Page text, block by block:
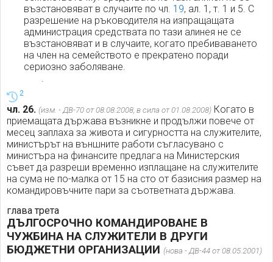
възстановяват в случаите по чл. 19, ал. 1, т. 1 и 5. С
разрешение на ръководителя на изпращащата
администрация средствата по тази алинея не се
възстановяват и в случаите, когато пребиваването
на член на семейството е прекратено поради
сериозно заболяване.
.
2
чл. 26. (изм. - ДВ-70 от 08.08.2008, в сила от 01.08.2008) Когато в
приемащата държава възникне и продължи повече от
месец заплаха за живота и сигурността на служителите,
министърът на външните работи съгласувано с
министъра на финансите предлага на Министерския
съвет да разреши временно изплащане на служителите
на сума не по-малка от 15 на сто от базисния размер на
командировъчните пари за съответната държава.
глава трета
ДЪЛГОСРОЧНО КОМАНДИРОВАНЕ В
ЧУЖБИНА НА СЛУЖИТЕЛИ В ДРУГИ
БЮДЖЕТНИ ОРГАНИЗАЦИИ (нова - ДВ-44 от 08.05.2001)